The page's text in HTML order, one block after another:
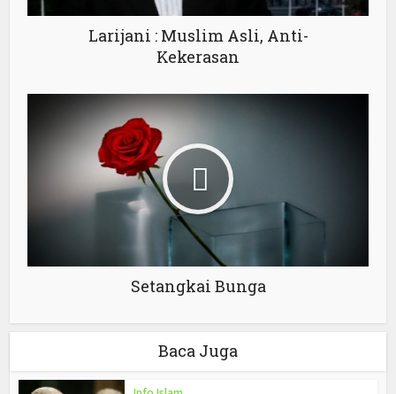
Larijani : Muslim Asli, Anti-
Kekerasan
Setangkai Bunga
Baca Juga